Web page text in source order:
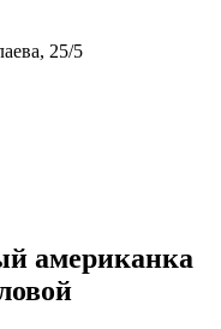
25/5
американка